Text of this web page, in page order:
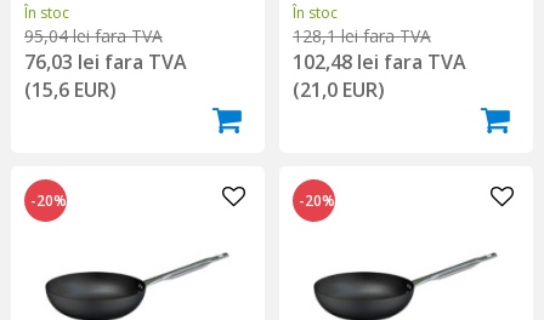
În stoc
95,04 lei fara TVA
76,03 lei fara TVA
(15,6 EUR)
În stoc
128,1 lei fara TVA
102,48 lei fara TVA
(21,0 EUR)
-20% -20%